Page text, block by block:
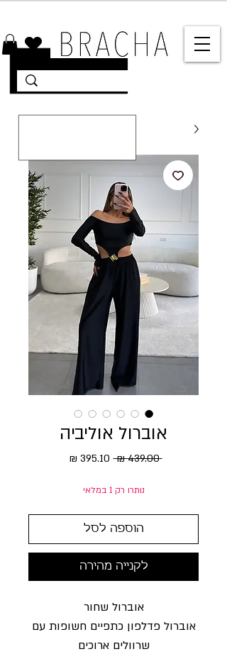
אוברול אוליביה
‏439.00 ‏₪ מחיר רגיל
נותרו רק 1 במלאי
הוספה לסל
לקנייה מהירה
אוברול שחור
אוברול פדלפון כתפיים חשופות עם
שרוולים ארוכים